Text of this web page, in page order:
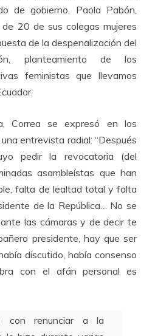
de gobierno, Paola Pabón,
20 de sus colegas mujeres
de la despenalización del
planteamiento de los
feministas que llevamos
Correa se expresó en los
entrevista radial: “Después
pedir la revocatoria (del
asambleístas que han
falta de lealtad total y falta
de la República… No se
las cámaras y de decir te
presidente, hay que ser
discutido, había consenso
con el afán personal es
con renunciar a la